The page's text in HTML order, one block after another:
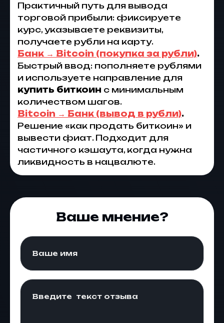
Практичный путь для вывода
торговой прибыли: фиксируете
курс, указываете реквизиты,
получаете рубли на карту.
Банк → Bitcoin (покупка за рубли).
Быстрый ввод: пополняете рублями
и используете направление для
купить биткоин с минимальным
количеством шагов.
Bitcoin → Банк (вывод в рубли).
Решение «как продать биткоин» и
вывести фиат. Подходит для
частичного кэшаута, когда нужна
ликвидность в нацвалюте.
Ваше мнение?